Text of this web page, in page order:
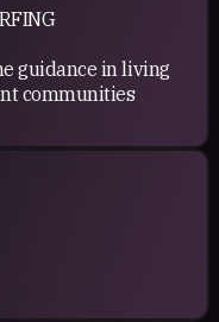
guidance in living
communities
hosting 2 friends
went for tourism